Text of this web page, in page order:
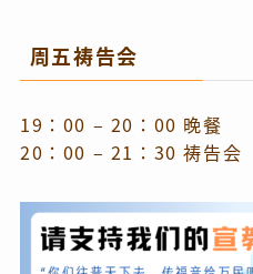
周五祷告会
19：00 – 20：00 晚餐
20：00 – 21：30 祷告会